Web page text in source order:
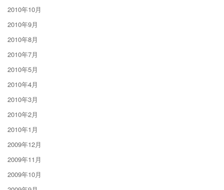
2010年10月
2010年9月
2010年8月
2010年7月
2010年5月
2010年4月
2010年3月
2010年2月
2010年1月
2009年12月
2009年11月
2009年10月